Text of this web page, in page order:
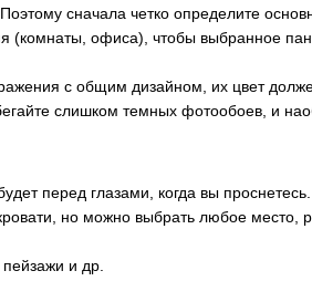
сначала четко определите
(комнаты, офиса), чтобы выбранное
с общим дизайном, их цвет
слишком темных фотообоев, и
перед глазами, когда вы проснетесь.
но можно выбрать любое место,
пейзажи и др.